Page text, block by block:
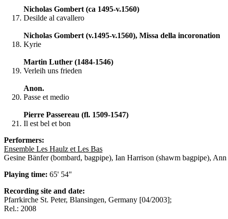
Nicholas Gombert (ca 1495-v.1560)
Desilde al cavallero
Nicholas Gombert (v.1495-v.1560), Missa della incoronation
Kyrie
Martin Luther (1484-1546)
Verleih uns frieden
Anon.
Passe et medio
Pierre Passereau (fl. 1509-1547)
Il est bel et bon
Performers:
Ensemble Les Haulz et Les Bas
Gesine Bänfer (bombard, bagpipe), Ian Harrison (shawm bagpipe),
Playing time: 65' 54"
Recording site and date:
Pfarrkirche St. Peter, Blansingen, Germany [04/2003];
Rel.: 2008